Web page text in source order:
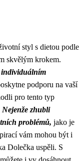
styl s dietou podle
skvělým krokem.
individuálním
podporu na vaší
pro tento typ
Nejenže zhubli
problémů, jako je
vám mohou být i
Dolečka uspěli. S